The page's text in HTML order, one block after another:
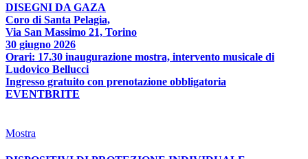
DISEGNI DA GAZA
Coro di Santa Pelagia,
Via San Massimo 21, Torino
30 giugno 2026
Orari: 17.30 inaugurazione mostra, intervento musicale di
Ludovico Bellucci
Ingresso gratuito con prenotazione obbligatoria
EVENTBRITE
Mostra